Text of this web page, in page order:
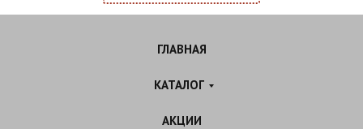
ГЛАВНАЯ
КАТАЛОГ
АКЦИИ